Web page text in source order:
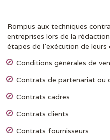
Rompus aux techniques
entreprises lors de la
étapes de l’exécution de
Conditions générales de
Contrats de partenariat ou
Contrats cadres
Contrats clients
Contrats fournisseurs